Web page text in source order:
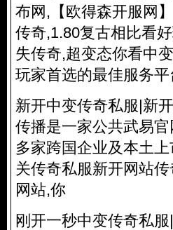
布网,【欧得森开服网
传奇,1.80复古相比看
失传奇,超变态你看中
玩家首选的最佳服务平
新开中变传奇私服|新
传播是一家公共武易
多家跨国企业及本土上
关传奇私服新开网站传
网站,你
刚开一秒中变传奇私服